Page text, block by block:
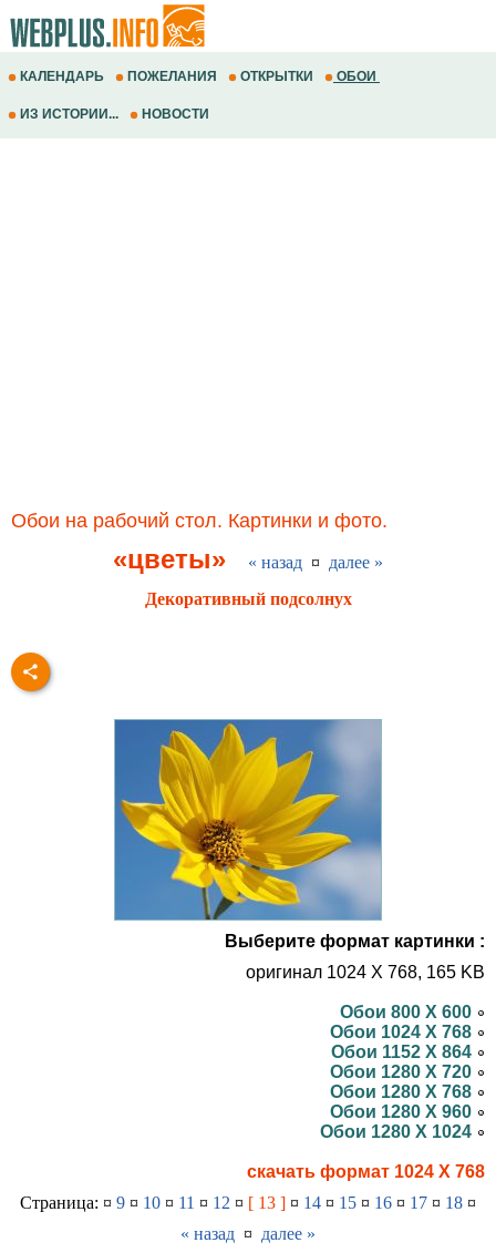
КАЛЕНДАРЬ ПОЖЕЛАНИЯ ОТКРЫТКИ ОБОИ
ИЗ ИСТОРИИ... НОВОСТИ
Обои на рабочий стол. Картинки и фото.
«цветы» « назад ¤ далее »
Декоративный подсолнух
Выберите формат картинки :
оригинал 1024 X 768, 165 KB
Обои 800 X 600
Обои 1024 X 768
Обои 1152 X 864
Обои 1280 X 720
Обои 1280 X 768
Обои 1280 X 960
Обои 1280 X 1024
скачать формат 1024 X 768
Страница: ¤ 9 ¤ 10 ¤ 11 ¤ 12 ¤ [ 13 ] ¤ 14 ¤ 15 ¤ 16 ¤ 17 ¤ 18 ¤
« назад ¤ далее »